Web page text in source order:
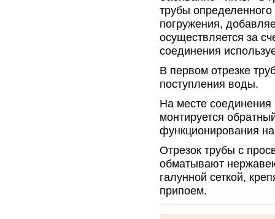
трубы
погружения,
осуществляется за
соединения
В первом отрезке
поступления воды.
На месте
монтируется
функционирования
Отрезок трубы с
обматывают
галунной сеткой,
припоем.